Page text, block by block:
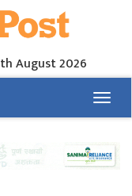
August 2026